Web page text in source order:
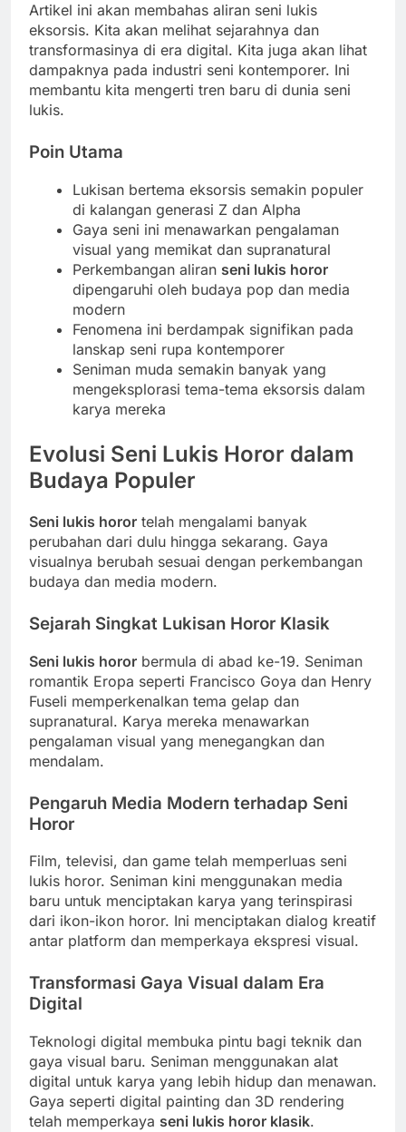
Artikel ini akan membahas aliran seni lukis
eksorsis. Kita akan melihat sejarahnya dan
transformasinya di era digital. Kita juga akan lihat
dampaknya pada industri seni kontemporer. Ini
membantu kita mengerti tren baru di dunia seni
lukis.
Poin Utama
Lukisan bertema eksorsis semakin populer
di kalangan generasi Z dan Alpha
Gaya seni ini menawarkan pengalaman
visual yang memikat dan supranatural
Perkembangan aliran seni lukis horor
dipengaruhi oleh budaya pop dan media
modern
Fenomena ini berdampak signifikan pada
lanskap seni rupa kontemporer
Seniman muda semakin banyak yang
mengeksplorasi tema-tema eksorsis dalam
karya mereka
Evolusi Seni Lukis Horor dalam
Budaya Populer
Seni lukis horor telah mengalami banyak
perubahan dari dulu hingga sekarang. Gaya
visualnya berubah sesuai dengan perkembangan
budaya dan media modern.
Sejarah Singkat Lukisan Horor Klasik
Seni lukis horor bermula di abad ke-19. Seniman
romantik Eropa seperti Francisco Goya dan Henry
Fuseli memperkenalkan tema gelap dan
supranatural. Karya mereka menawarkan
pengalaman visual yang menegangkan dan
mendalam.
Pengaruh Media Modern terhadap Seni
Horor
Film, televisi, dan game telah memperluas seni
lukis horor. Seniman kini menggunakan media
baru untuk menciptakan karya yang terinspirasi
dari ikon-ikon horor. Ini menciptakan dialog kreatif
antar platform dan memperkaya ekspresi visual.
Transformasi Gaya Visual dalam Era
Digital
Teknologi digital membuka pintu bagi teknik dan
gaya visual baru. Seniman menggunakan alat
digital untuk karya yang lebih hidup dan menawan.
Gaya seperti digital painting dan 3D rendering
telah memperkaya seni lukis horor klasik.